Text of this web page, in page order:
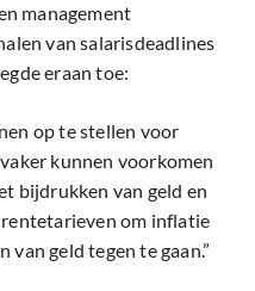
management
van salarisdeadlines
eraan toe:
op te stellen voor
kunnen voorkomen
bijdrukken van geld en
rentetarieven om inflatie
geld tegen te gaan.”